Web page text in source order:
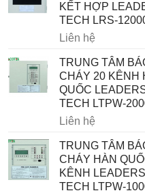
KẾT HỢP
TECH LRS-
Liên hệ
TRUNG TÂM
CHÁY 20 KÊNH
QUỐC
TECH LTPW-
Liên hệ
TRUNG TÂM
CHÁY HÀN
KÊNH LEADERS
TECH LTPW-